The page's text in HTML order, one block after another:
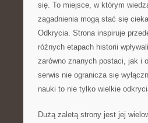
się. To miejsce, w którym
zagadnienia mogą stać się
Odkrycia. Strona inspiruje
różnych etapach historii
zarówno znanych postaci, jak i
serwis nie ogranicza się
nauki to nie tylko wielkie
Dużą zaletą strony jest jej